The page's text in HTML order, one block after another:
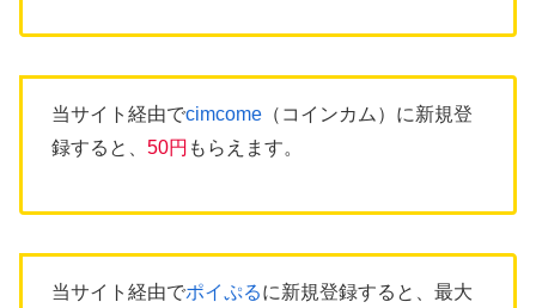
当サイト経由でcimcome （コインカム）に新規登
録すると、 50円 もらえます。
当サイト経由でポイぷるに新規登録すると、最大